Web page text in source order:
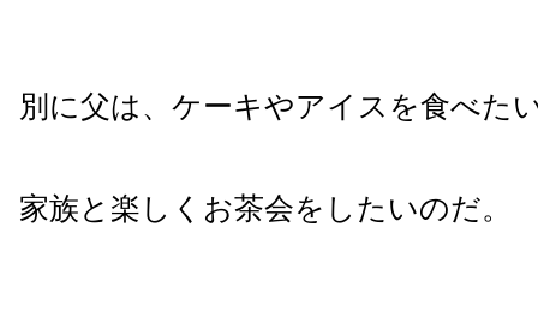
別に父は、ケーキやアイスを食べた
家族と楽しくお茶会をしたいのだ。